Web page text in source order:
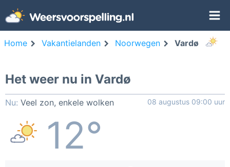
Home Vakantielanden Noorwegen Vardø
Het weer nu in Vardø
Nu: Veel zon, enkele wolken 08 augustus 09:00 uur
12°